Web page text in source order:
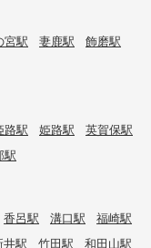
宮駅 妻鹿駅
飾磨駅
路駅 姫路駅
英賀保駅
駅
香呂駅 溝口駅
福崎駅
井駅 竹田駅 和田山駅